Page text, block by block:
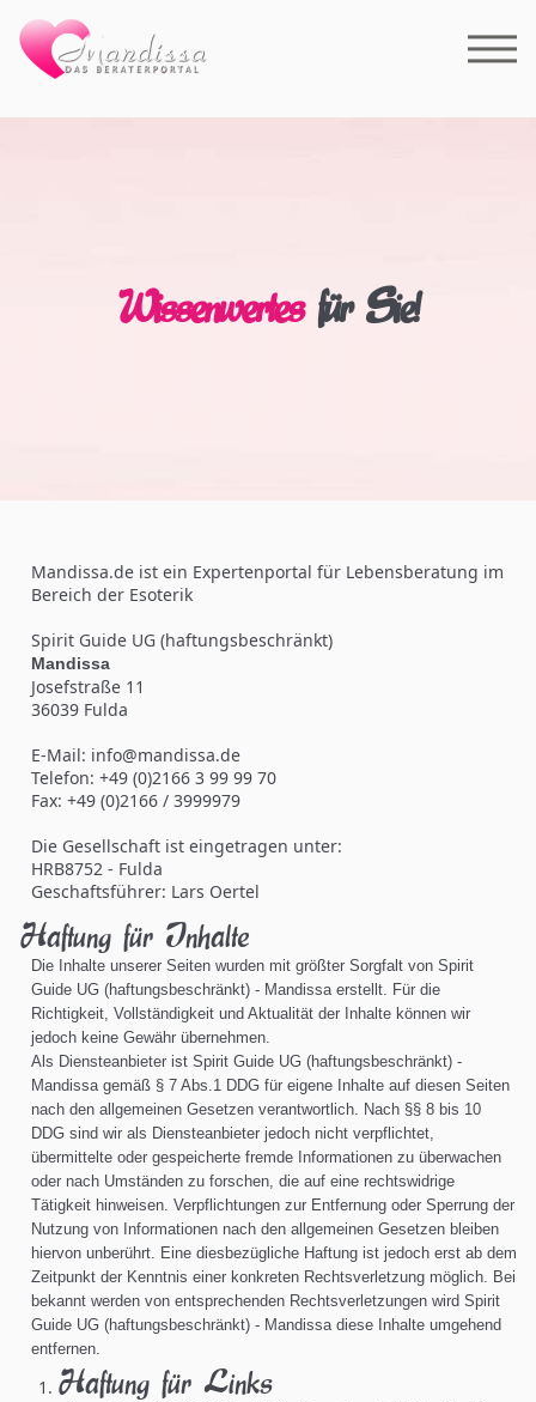
Wissenwertes für Sie!
Mandissa.de ist ein Expertenportal für Lebensberatung im
Bereich der Esoterik
Spirit Guide UG (haftungsbeschränkt)
Mandissa
Josefstraße 11
36039 Fulda
E-Mail: info@mandissa.de
Telefon: +49 (0)2166 3 99 99 70
Fax: +49 (0)2166 / 3999979
Die Gesellschaft ist eingetragen unter:
HRB8752 - Fulda
Geschaftsführer: Lars Oertel
Haftung für Inhalte
Die Inhalte unserer Seiten wurden mit größter Sorgfalt von Spirit
Guide UG (haftungsbeschränkt) - Mandissaerstellt. Für die
Richtigkeit, Vollständigkeit und Aktualität der Inhalte können wir
jedoch keine Gewähr übernehmen.
Als Diensteanbieter ist Spirit Guide UG (haftungsbeschränkt) -
Mandissa gemäß § 7 Abs.1 DDG für eigene Inhalte auf diesen Seiten
nach den allgemeinen Gesetzen verantwortlich. Nach §§ 8 bis 10
DDG sind wir als Diensteanbieter jedoch nicht verpflichtet,
übermittelte oder gespeicherte fremde Informationen zu überwachen
oder nach Umständen zu forschen, die auf eine rechtswidrige
Tätigkeit hinweisen. Verpflichtungen zur Entfernung oder Sperrung der
Nutzung von Informationen nach den allgemeinen Gesetzen bleiben
hiervon unberührt. Eine diesbezügliche Haftung ist jedoch erst ab dem
Zeitpunkt der Kenntnis einer konkreten Rechtsverletzung möglich. Bei
bekannt werden von entsprechenden Rechtsverletzungen wird Spirit
Guide UG (haftungsbeschränkt) - Mandissadiese Inhalte umgehend
entfernen.
Haftung für Links